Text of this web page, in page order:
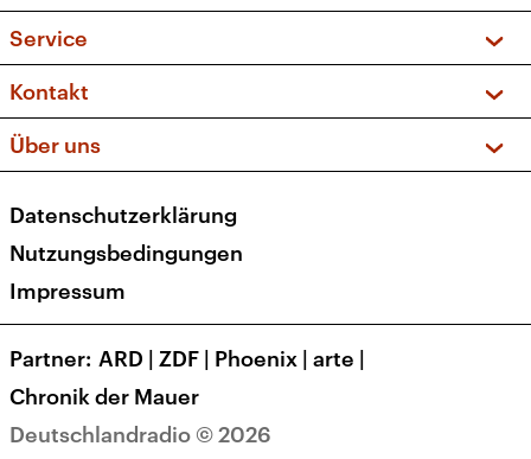
Sendungen und Podcasts
Musikliste
Kakadu – Das Kinderprogramm
Frequenzen (UKW + DAB+)
Service
FAQ
Apps
Newsletter
Veranstaltungen
Kontakt
Social Media
Über uns
Presse
Karriere
Transparenz
Deutschlandradio © 2026
Datenschutzerklärung
Nutzungsbedingungen
Impressum
Partner ARD | ZDF | Phoenix | arte |
Chronik der Mauer